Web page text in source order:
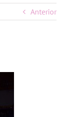
Anterior